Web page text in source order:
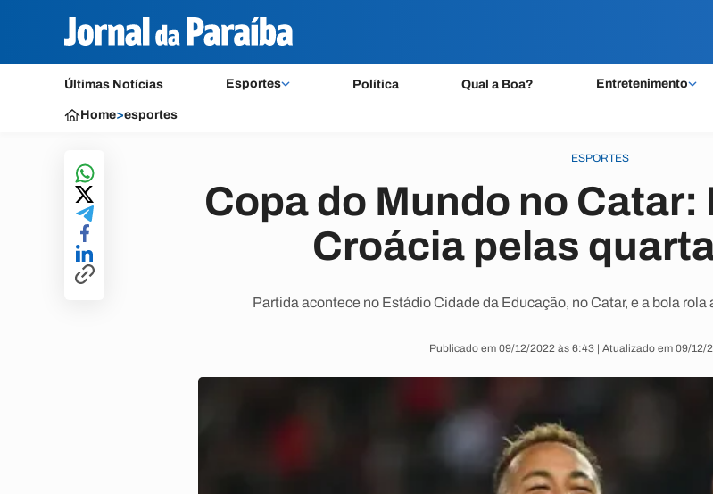
Últimas Notícias Esportes Política Qual a Boa? Entretenimento
Home>esportes
ESPORTES
Copa do Mundo no
Croácia pelas
Partida acontece no Estádio Cidade da Educação, no Catar, e a bola rola
Publicado em 09/12/2022 às 6:43 | Atualizado em 09/12/